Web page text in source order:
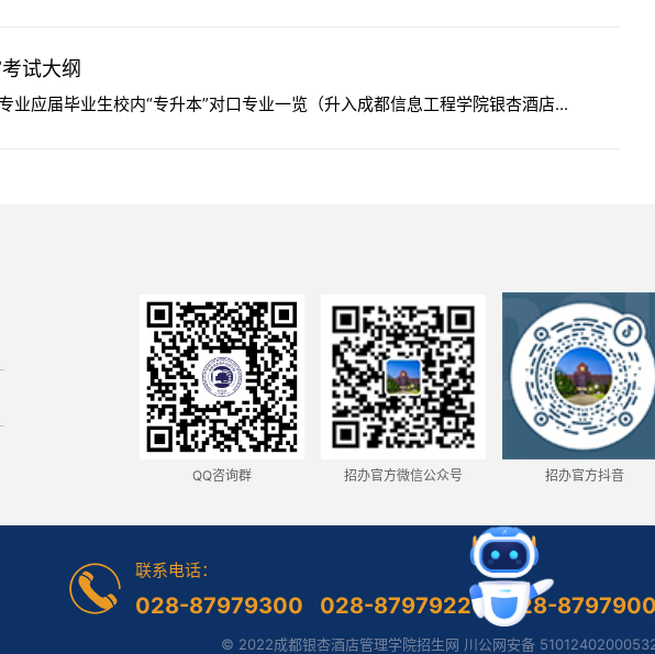
试大纲
业应届毕业生校内“专升本”对口专业一览（升入成都信息工程学院银杏酒店...
QQ咨询群 招办官方微信公众号 招办官方抖音
联系电话：
028-87979300 028-87979220 028-
© 2022成都银杏酒店管理学院招生网 川公网安备